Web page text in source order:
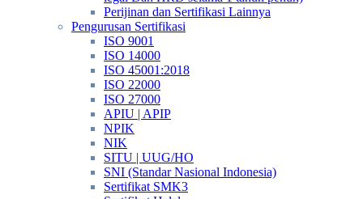
Perijinan dan Sertifikasi Lainnya
Pengurusan Sertifikasi
ISO 9001
ISO 14000
ISO 45001:2018
ISO 22000
ISO 27000
APIU | APIP
NPIK
NIK
SITU | UUG/HO
SNI (Standar Nasional Indonesia)
Sertifikat SMK3